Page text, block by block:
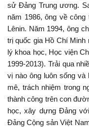
sử Đảng Trung ương.
năm 1986, ông về
Lênin. Năm 1994, ông
trị quốc gia Hồ Chí
lý khoa học, Học viện
1999-2013). Trải qua
vị nào ông luôn sống
mê, trách nhiệm trong
thành công trên con
học, xây dựng Đảng
Đảng Cộng sản Việt